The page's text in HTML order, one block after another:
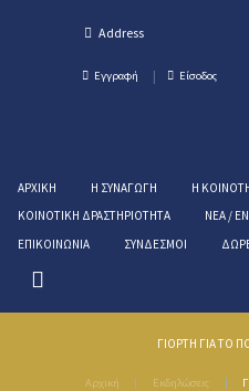
Εγγραφή Είσοδος
ΑΡΧΙΚΉ Η ΣΥΝΑΓΩΓΉ Η
ΚΟΙΝΟΤΙΚΉ ΔΡΑΣΤΗΡΙΌΤΗΤΑ
ΝΈΑ /
ΕΠΙΚΟΙΝΩΝΊΑ
ΣΎΝΔΕΣΜΟΙ
ΓΙΟΡΤΗ ΓΙΑ ΤΟ
Αρχική Εκδηλώσεις